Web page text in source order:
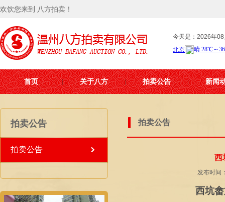
欢饮您来到 八方拍卖！
今天是：2026年
首页 关于八方 拍卖公告 新闻
拍卖公告
拍卖公告
拍卖公告
西
发布时间
西坑